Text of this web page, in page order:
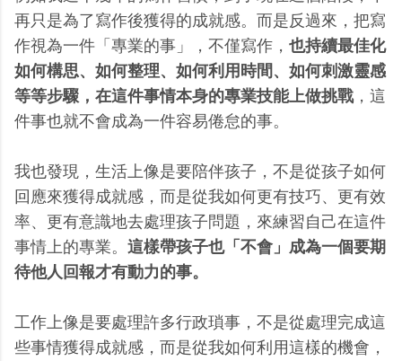
再只是為了寫作後獲得的成就感。而是反過來，把寫
作視為一件「專業的事」，不僅寫作， 也持續最佳化
如何構思、如何整理、如何利用時間、如何刺激靈感
等等步驟，在這件事情本身的專業技能上做挑戰 ，這
件事也就不會成為一件容易倦怠的事。
我也發現，生活上像是要陪伴孩子，不是從孩子如何
回應來獲得成就感，而是從我如何更有技巧、更有效
率、更有意識地去處理孩子問題，來練習自己在這件
事情上的專業。 這樣帶孩子也「不會」成為一個要期
待他人回報才有動力的事。
工作上像是要處理許多行政瑣事，不是從處理完成這
些事情獲得成就感，而是從我如何利用這樣的機會，